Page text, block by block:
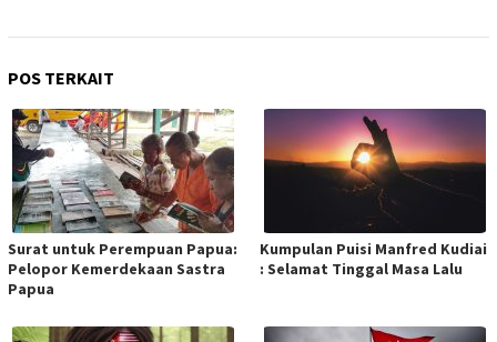
POS TERKAIT
Surat untuk Perempuan Papua:
Pelopor Kemerdekaan Sastra
Papua
Kumpulan Puisi Manfred Kudiai
: Selamat Tinggal Masa Lalu